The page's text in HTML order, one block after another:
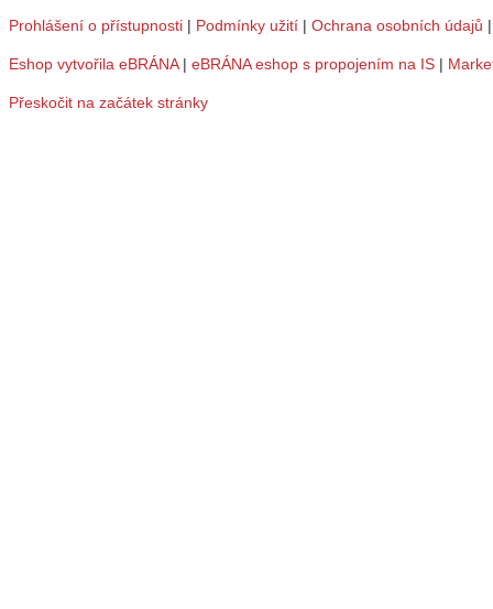
Prohlášení o přístupnosti | Podmínky užití | Ochrana osobních údajů
Eshop vytvořila eBRÁNA| eBRÁNA eshop s propojením na IS |
Přeskočit na začátek stránky